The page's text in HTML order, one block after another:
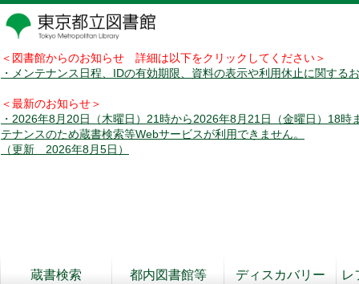
＜図書館からのお知らせ 詳細は以下をクリックしてください＞
・メンテナンス日程、IDの有効期限、資料の表示や利用休止に関する
＜最新のお知らせ＞
・2026年8月20日（木曜日）21時から2026年8月21日（金曜日）18時
テナンスのため蔵書検索等Webサービスが利用できません。
（更新 2026年8月5日）
蔵書検索
都内図書館等
ディスカバリー
レ